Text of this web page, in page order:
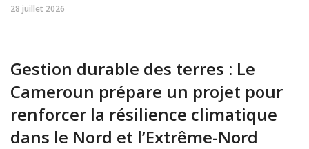
28 juillet 2026
Gestion durable des terres : Le
Cameroun prépare un projet pour
renforcer la résilience climatique
dans le Nord et l’Extrême-Nord